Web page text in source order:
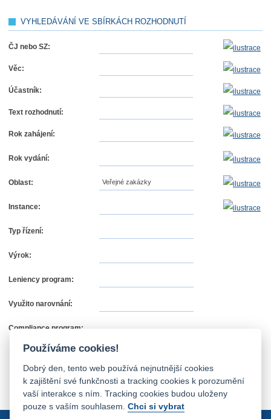
VYHLEDÁVÁNÍ VE SBÍRKÁCH ROZHODNUTÍ
ČJ nebo SZ:
Věc:
Účastník:
Text rozhodnutí:
Rok zahájení:
Rok vydání:
Oblast: Veřejné zakázky
Instance:
Typ řízení:
Výrok:
Leniency program:
Využito narovnání:
Compliance program:
Používáme cookies!
Dobrý den, tento web používá nejnutnější cookies
k zajištění své funkčnosti a tracking cookies k porozumění
vaší interakce s ním. Tracking cookies budou uloženy
pouze s vaším souhlasem.Chci si vybrat